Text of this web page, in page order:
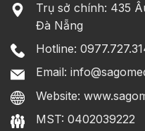
Trụ sở chính: 435
Đà Nẵng
Hotline:
Email:
Website:
MST: 0402039222